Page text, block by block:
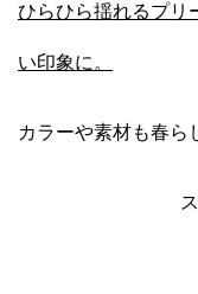
ひらひら揺れるプリ
い印象に。
カラーや素材も春ら